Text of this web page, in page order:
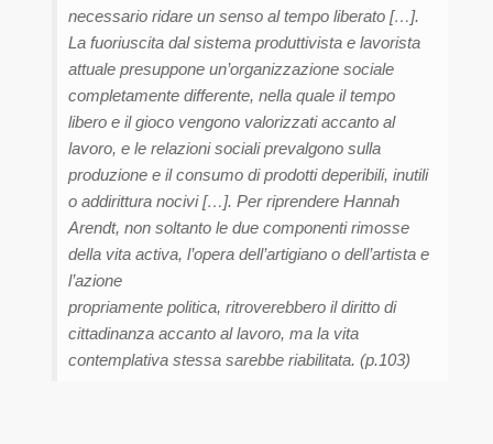
necessario ridare un senso al tempo liberato […].
La fuoriuscita dal sistema produttivista e lavorista
attuale presuppone un’organizzazione sociale
completamente differente, nella quale il tempo
libero e il gioco vengono valorizzati accanto al
lavoro, e le relazioni sociali prevalgono sulla
produzione e il consumo di prodotti deperibili, inutili
o addirittura nocivi […]. Per riprendere Hannah
Arendt, non soltanto le due componenti rimosse
della vita activa, l’opera dell’artigiano o dell’artista e
l’azione
propriamente politica, ritroverebbero il diritto di
cittadinanza accanto al lavoro, ma la vita
contemplativa stessa sarebbe riabilitata. (p.103)